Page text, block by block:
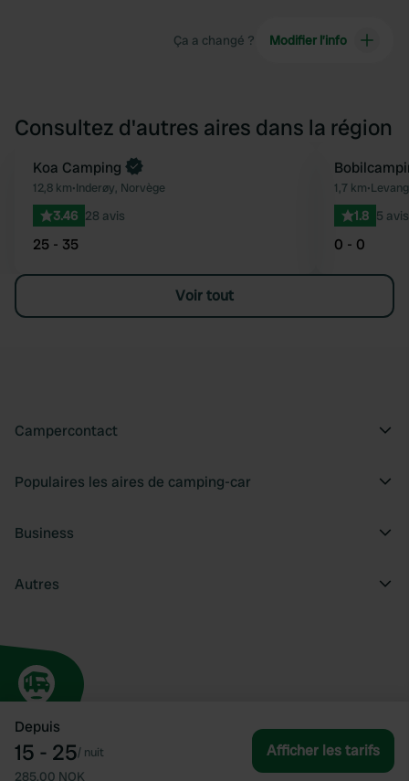
Depuis
15 - 25/ nuit
285,00 NOK
Afficher les tarifs
Ça a changé ? Modifier l’info
Consultez d'autres aires dans la région
Préféré
Reserve maintenant
Koa Camping
12,8 km•Inderøy, Norvège
3.46 28 avis
25 - 35
1,7 km•
1.8 5 avis
0 - 0
Voir tout
Campercontact
Populaires les aires de camping-car
Business
Autres